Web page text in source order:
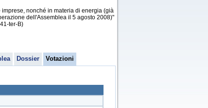
nonché in materia di energia (già
dell'Assemblea il 5 agosto 2008)"
ter-B)
Dossier Votazioni